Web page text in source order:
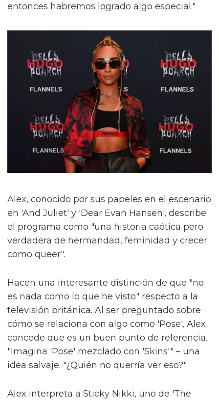
entonces habremos logrado algo especial."
Alex, conocido por sus papeles en el escenario
en 'And Juliet' y 'Dear Evan Hansen', describe
el programa como "una historia caótica pero
verdadera de hermandad, feminidad y crecer
como queer".
Hacen una interesante distinción de que "no
es nada como lo que he visto" respecto a la
televisión británica. Al ser preguntado sobre
cómo se relaciona con algo como 'Pose', Alex
concede que es un buen punto de referencia.
"Imagina 'Pose' mezclado con 'Skins'" – una
idea salvaje. "¿Quién no querría ver eso?"
Alex interpreta a Sticky Nikki, uno de 'The